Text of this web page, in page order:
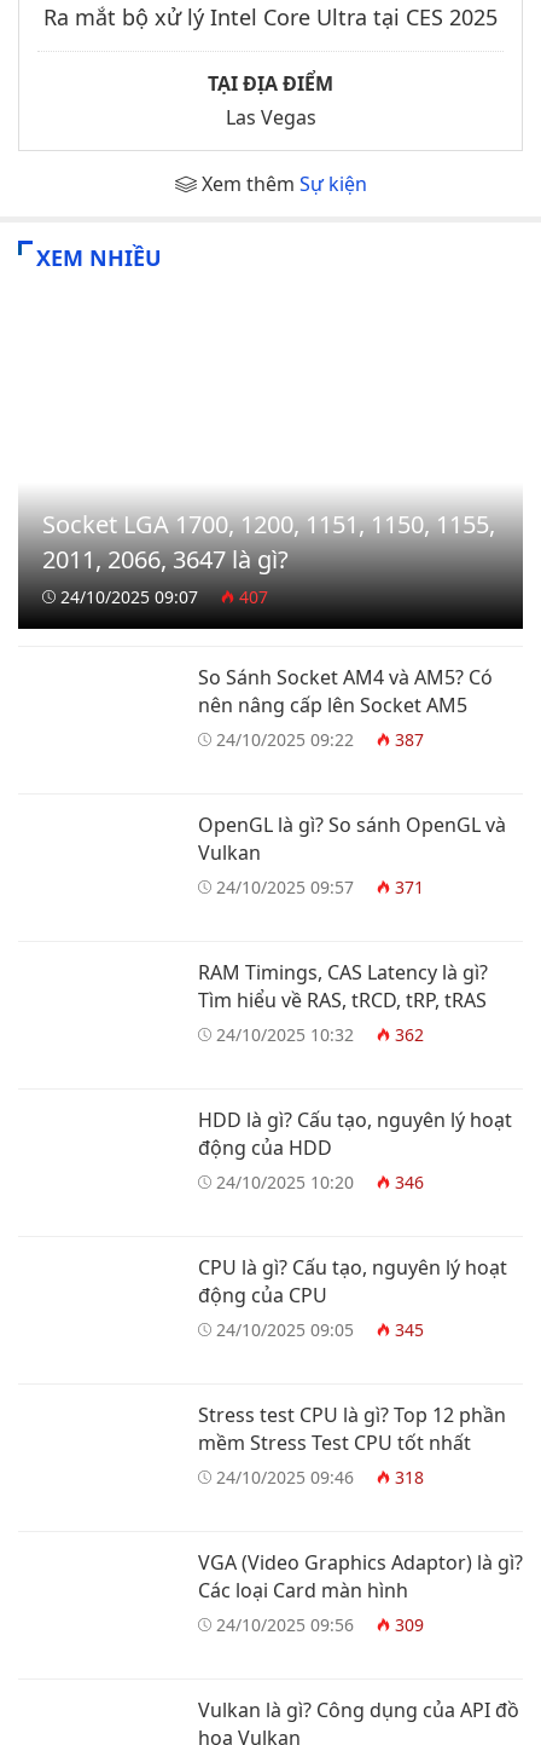
Ra mắt bộ xử lý Intel Core Ultra tại CES 2025
TẠI ĐỊA ĐIỂM
Las Vegas
Xem thêm Sự kiện
XEM NHIỀU
Socket LGA 1700, 1200, 1151, 1150, 1155,
2011, 2066, 3647 là gì?
24/10/2025 09:07 407
So Sánh Socket AM4 và AM5? Có
nên nâng cấp lên Socket AM5
24/10/2025 09:22 387
OpenGL là gì? So sánh OpenGL và
Vulkan
24/10/2025 09:57 371
RAM Timings, CAS Latency là gì?
Tìm hiểu về RAS, tRCD, tRP, tRAS
24/10/2025 10:32 362
HDD là gì? Cấu tạo, nguyên lý hoạt
động của HDD
24/10/2025 10:20 346
CPU là gì? Cấu tạo, nguyên lý hoạt
động của CPU
24/10/2025 09:05 345
Stress test CPU là gì? Top 12 phần
mềm Stress Test CPU tốt nhất
24/10/2025 09:46 318
VGA (Video Graphics Adaptor) là gì?
Các loại Card màn hình
24/10/2025 09:56 309
Vulkan là gì? Công dụng của API đồ
họa Vulkan